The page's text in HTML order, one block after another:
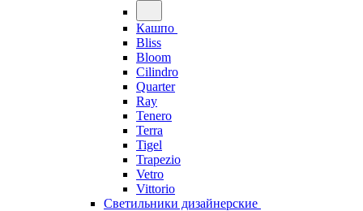
Кашпо
Bliss
Bloom
Cilindro
Quarter
Ray
Tenero
Terra
Tigel
Trapezio
Vetro
Vittorio
Светильники дизайнерские